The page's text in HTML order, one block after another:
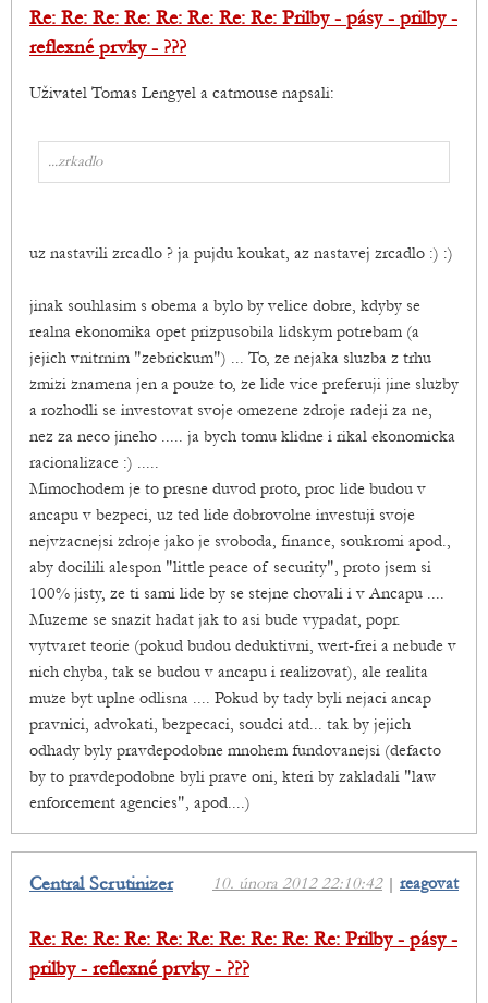
Re: Re: Re: Re: Re: Re: Re: Re: Prilby - pásy - prilby -
reflexné prvky - ???
Uživatel Tomas Lengyel a catmouse napsali:
...zrkadlo
uz nastavili zrcadlo ? ja pujdu koukat, az nastavej zrcadlo :) :)
jinak souhlasim s obema a bylo by velice dobre, kdyby se
realna ekonomika opet prizpusobila lidskym potrebam (a
jejich vnitrnim "zebrickum") ... To, ze nejaka sluzba z trhu
zmizi znamena jen a pouze to, ze lide vice preferuji jine sluzby
a rozhodli se investovat svoje omezene zdroje radeji za ne,
nez za neco jineho ..... ja bych tomu klidne i rikal ekonomicka
racionalizace :) .....
Mimochodem je to presne duvod proto, proc lide budou v
ancapu v bezpeci, uz ted lide dobrovolne investuji svoje
nejvzacnejsi zdroje jako je svoboda, finance, soukromi apod.,
aby docilili alespon "little peace of security", proto jsem si
100% jisty, ze ti sami lide by se stejne chovali i v Ancapu ....
Muzeme se snazit hadat jak to asi bude vypadat, popr.
vytvaret teorie (pokud budou deduktivni, wert-frei a nebude v
nich chyba, tak se budou v ancapu i realizovat), ale realita
muze byt uplne odlisna .... Pokud by tady byli nejaci ancap
pravnici, advokati, bezpecaci, soudci atd... tak by jejich
odhady byly pravdepodobne mnohem fundovanejsi (defacto
by to pravdepodobne byli prave oni, kteri by zakladali "law
enforcement agencies", apod....)
10. února 2012 22:10:42| reagovat
Central Scrutinizer
Re: Re: Re: Re: Re: Re: Re: Re: Re: Re: Prilby - pásy -
prilby - reflexné prvky - ???